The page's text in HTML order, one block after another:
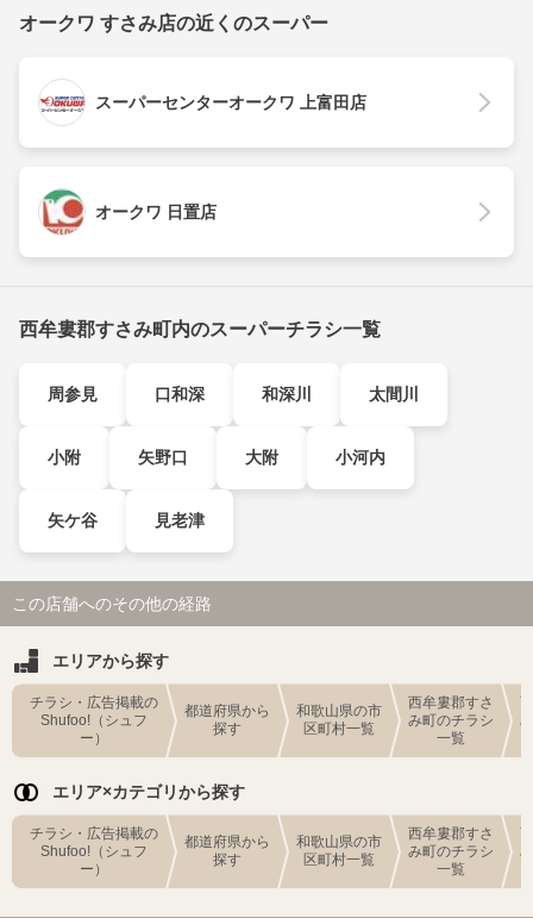
オークワ すさみ店の近くのスーパー
スーパーセンターオークワ 上富田店
オークワ 日置店
西牟婁郡すさみ町内のスーパーチラシ一覧
周参見 口和深 和深川 太間川
小附 矢野口 大附 小河内
矢ケ谷 見老津
この店舗へのその他の経路
エリアから探す
チラシ・広告掲載の
Shufoo!（シュフ
ー）
都道府県から
探す
和歌山県の市
区町村一覧
西牟婁郡すさ
み町のチラシ
一覧
エリア×カテゴリから探す
チラシ・広告掲載の
Shufoo!（シュフ
ー）
都道府県から
探す
和歌山県の市
区町村一覧
西牟婁郡すさ
み町のチラシ
一覧